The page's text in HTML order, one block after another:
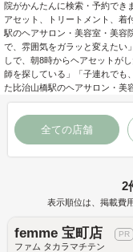
院がかんたんに検索・予約でき
アセット、トリートメント、着
駅のヘアサロン・美容室・美容
で、雰囲気をガラッと変えたい
しで、朝8時からヘアセットが
師を探している」「子連れでも
た比治山橋駅のヘアサロン・美
全ての店舗
2
表示順位は、掲載費
femme 宝町店
ファム タカラマチテン